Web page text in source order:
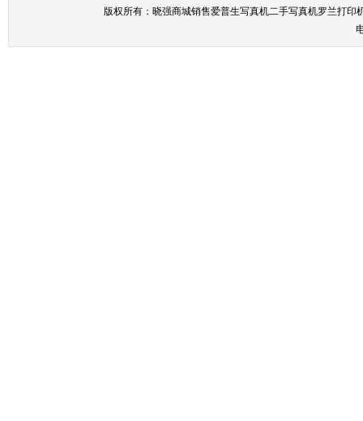
版权所有：晓强商城销售爱普生写真机二手写真机罗兰打